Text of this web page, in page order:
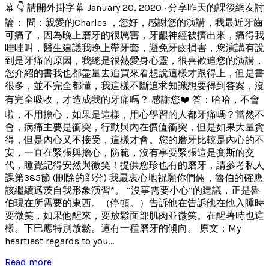
幕 👇 請開外掛字幕 January 20, 2020 · 分享昨天的課後網友討
論： 問：親愛的Charles ，您好，感謝您的演講，我最近牙齒
可痛了，因為晚上磨牙的很厲害，牙齦神經被擠出來，痛得我
哇哇叫，醫生建議我晚上帶牙套，避免牙齒損害，您演講有說
到是牙痛的原因，我總是很熱愛身心靈，很喜歡追您的演講，
您介紹的書我也都盡量去追買來看想說這樣才跟得上，但是書
很多，並不完全都懂，我這樣不斷追求知識想要得到答案，沒
有完全吸收，才造成我的牙痛嗎？ 感謝您❤️ 答：哈哈，不會
啦，不用擔心，如果是這樣，用心學習的人都牙痛嗎？當然不
會，病痛主要是衝突，行動與內在價值衝突，但是如果大量貪
得，但是內心又不接受，這樣才會。您的磨牙比較是內心的不
安，一直在緊張與擔心，防範，沒有事要緊張這是賽斯的交
代，睡覺記得安然與微笑！提供您珍也有的磨牙，請參考私人
課第385節 (刪除的部分) 我最衷心地祝願你們倆，魯伯的確應
該繼續邁茨自我形象演習*。 “沒事需要小心”的建議，正是魯
伯現在所需要的東西。（停頓。）告訴他在告訴他在他入睡時
要微笑，如果他醒來，要放鬆面部肌肉並微笑。在醒著時也這
樣。下巴應特別放鬆。這有一種磨牙的傾向。 原文：My
heartiest regards to you...
Read more